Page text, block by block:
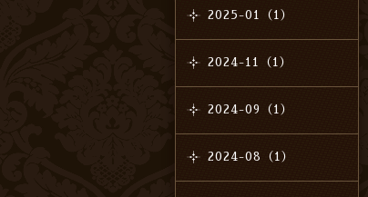
2025-01（1）
2024-11（1）
2024-09（1）
2024-08（1）